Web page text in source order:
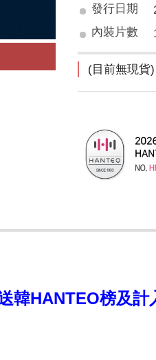
發行日期
內裝片數
(目前無現貨)
韓HANTEO榜及